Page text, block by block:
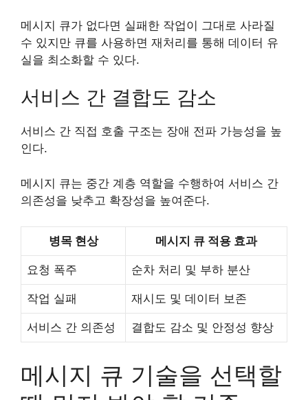
메시지 큐가 없다면 실패한 작업이 그대로 사라질
수 있지만 큐를 사용하면 재처리를 통해 데이터 유
실을 최소화할 수 있다.
서비스 간 결합도 감소
서비스 간 직접 호출 구조는 장애 전파 가능성을 높
인다.
메시지 큐는 중간 계층 역할을 수행하여 서비스 간
의존성을 낮추고 확장성을 높여준다.
병목 현상 메시지 큐 적용 효과
요청 폭주 순차 처리 및 부하 분산
작업 실패 재시도 및 데이터 보존
서비스 간 의존성 결합도 감소 및 안정성 향상
메시지 큐 기술을 선택할